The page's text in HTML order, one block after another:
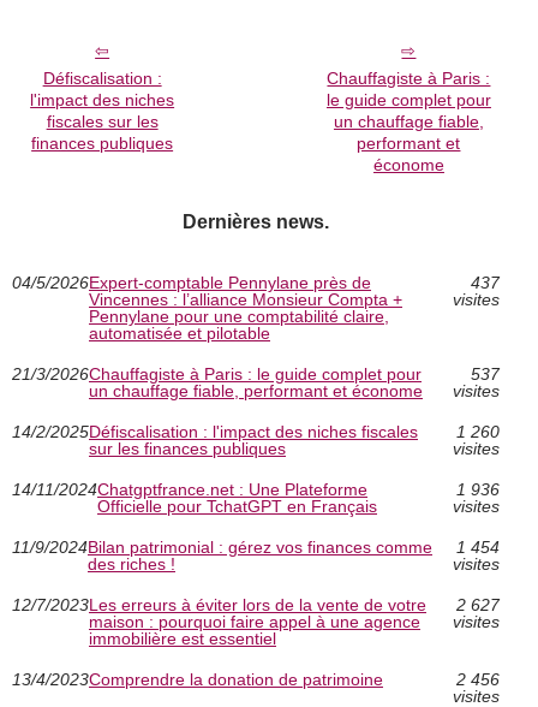
Défiscalisation :
l'impact des niches
fiscales sur les
finances publiques
Chauffagiste à Paris :
le guide complet pour
un chauffage fiable,
performant et
économe
Dernières news.
04/5/2026Expert-comptable Pennylane près de
Vincennes : l’alliance Monsieur Compta +
Pennylane pour une comptabilité claire,
automatisée et pilotable
437
visites
21/3/2026Chauffagiste à Paris : le guide complet pour
un chauffage fiable, performant et économe
537
visites
14/2/2025Défiscalisation : l'impact des niches fiscales
sur les finances publiques
1 260
visites
14/11/2024Chatgptfrance.net : Une Plateforme
Officielle pour TchatGPT en Français
1 936
visites
11/9/2024Bilan patrimonial : gérez vos finances comme
des riches !
1 454
visites
12/7/2023Les erreurs à éviter lors de la vente de votre
maison : pourquoi faire appel à une agence
immobilière est essentiel
2 627
visites
13/4/2023Comprendre la donation de patrimoine
2 456
visites